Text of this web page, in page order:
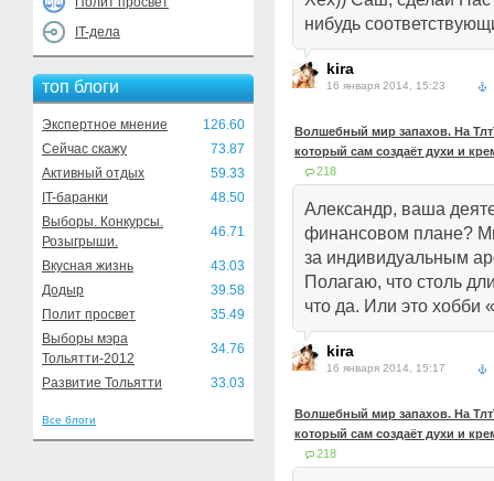
IT-дела
топ блоги
Экспертное мнение
126.60
Сейчас скажу
73.87
Активный отдых
59.33
IT-баранки
48.50
Выборы. Конкурсы.
Розыгрыши.
46.71
Вкусная жизнь
43.03
Додыр
39.58
Полит просвет
35.49
Выборы мэра
Тольятти-2012
34.76
Развитие Тольятти 33.03
Все блоги
нибудь
kira
16 января 2014, 15:23
Волшебный мир запахов. На
который сам создаёт духи и
218
Александр, ваша
финансовом плане?
за индивидуальным
Полагаю, что столь
что да. Или это хобби
kira
16 января 2014, 15:17
Волшебный мир запахов. На
который сам создаёт духи и
218